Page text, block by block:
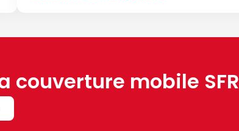
couverture mobile SFR